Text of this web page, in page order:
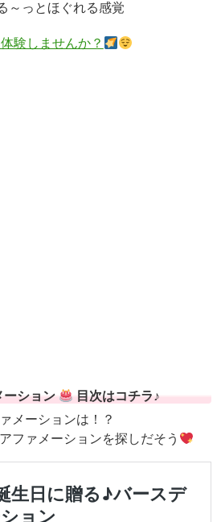
～っとほぐれる感覚
験しませんか？
ーション
目次はコチラ♪
メーションは！？
ファメーションを探しだそう